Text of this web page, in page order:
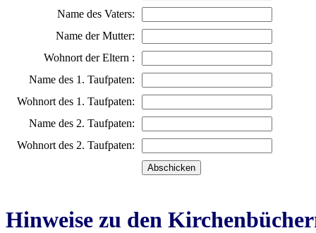
Name des Vaters:
Name der Mutter:
Wohnort der Eltern :
Name des 1. Taufpaten:
Wohnort des 1. Taufpaten:
Name des 2. Taufpaten:
Wohnort des 2. Taufpaten:
Hinweise zu den